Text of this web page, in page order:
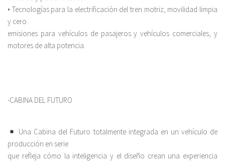
• Tecnologías para la electrificación del tren motriz, movilidad limpia
y cero.
emisiones para vehículos de pasajeros y vehículos comerciales, y
motores de alta potencia.
-CABINA DEL FUTURO
Una Cabina del Futuro totalmente integrada en un vehículo de
producción en serie
que refleja cómo la inteligencia y el diseño crean una experiencia